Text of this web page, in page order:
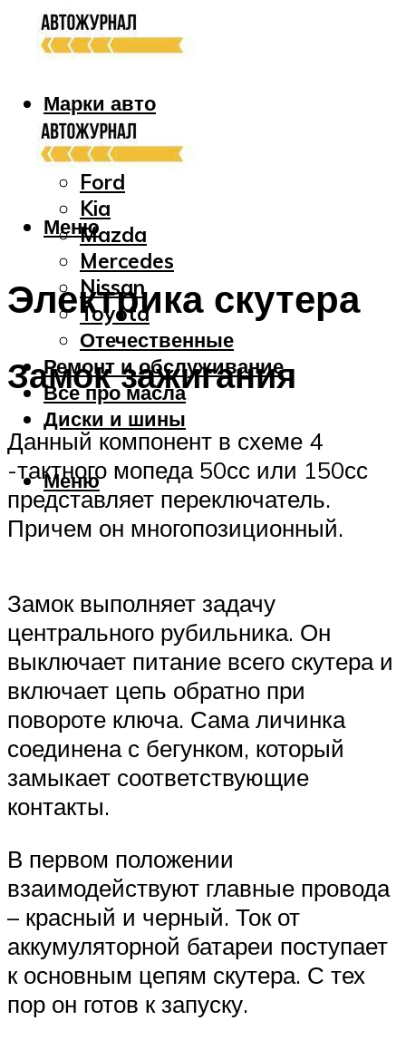
Марки авто
Audi
Bmw
Ford
Kia
Mazda
Mercedes
Nissan
Toyota
Отечественные
Ремонт и обслуживание
Все про масла
Диски и шины
Меню
Меню
Электрика скутера
Замок зажигания
Данный компонент в схеме 4
-тактного мопеда 50сс или 150сс
представляет переключатель.
Причем он многопозиционный.
Замок выполняет задачу
центрального рубильника. Он
выключает питание всего скутера и
включает цепь обратно при
повороте ключа. Сама личинка
соединена с бегунком, который
замыкает соответствующие
контакты.
В первом положении
взаимодействуют главные провода
– красный и черный. Ток от
аккумуляторной батареи поступает
к основным цепям скутера. С тех
пор он готов к запуску.